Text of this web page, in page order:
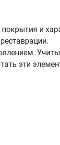
и
эти